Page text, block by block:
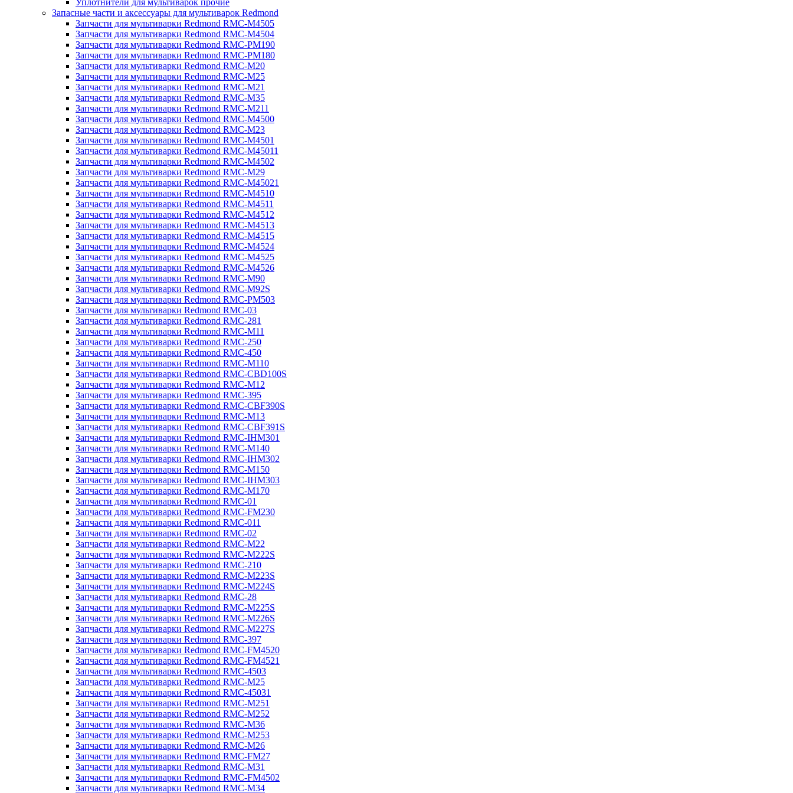
Уплотнители для мультиварок прочие
Запасные части и аксессуары для мультиварок Redmond
Запчасти для мультиварки Redmond RMC-M4505
Запчасти для мультиварки Redmond RMC-M4504
Запчасти для мультиварки Redmond RMC-PM190
Запчасти для мультиварки Redmond RMC-PM180
Запчасти для мультиварки Redmond RMC-M20
Запчасти для мультиварки Redmond RMC-M25
Запчасти для мультиварки Redmond RMC-M21
Запчасти для мультиварки Redmond RMC-M35
Запчасти для мультиварки Redmond RMC-M211
Запчасти для мультиварки Redmond RMC-M4500
Запчасти для мультиварки Redmond RMC-M23
Запчасти для мультиварки Redmond RMC-M4501
Запчасти для мультиварки Redmond RMC-M45011
Запчасти для мультиварки Redmond RMC-M4502
Запчасти для мультиварки Redmond RMC-M29
Запчасти для мультиварки Redmond RMC-M45021
Запчасти для мультиварки Redmond RMC-M4510
Запчасти для мультиварки Redmond RMC-M4511
Запчасти для мультиварки Redmond RMC-M4512
Запчасти для мультиварки Redmond RMC-M4513
Запчасти для мультиварки Redmond RMC-M4515
Запчасти для мультиварки Redmond RMC-M4524
Запчасти для мультиварки Redmond RMC-M4525
Запчасти для мультиварки Redmond RMC-M4526
Запчасти для мультиварки Redmond RMC-M90
Запчасти для мультиварки Redmond RMC-M92S
Запчасти для мультиварки Redmond RMC-PM503
Запчасти для мультиварки Redmond RMC-03
Запчасти для мультиварки Redmond RMC-281
Запчасти для мультиварки Redmond RMC-M11
Запчасти для мультиварки Redmond RMC-250
Запчасти для мультиварки Redmond RMC-450
Запчасти для мультиварки Redmond RMC-M110
Запчасти для мультиварки Redmond RMC-CBD100S
Запчасти для мультиварки Redmond RMC-M12
Запчасти для мультиварки Redmond RMC-395
Запчасти для мультиварки Redmond RMC-CBF390S
Запчасти для мультиварки Redmond RMC-M13
Запчасти для мультиварки Redmond RMC-CBF391S
Запчасти для мультиварки Redmond RMC-IHM301
Запчасти для мультиварки Redmond RMC-M140
Запчасти для мультиварки Redmond RMC-IHM302
Запчасти для мультиварки Redmond RMC-M150
Запчасти для мультиварки Redmond RMC-IHM303
Запчасти для мультиварки Redmond RMC-M170
Запчасти для мультиварки Redmond RMC-01
Запчасти для мультиварки Redmond RMC-FM230
Запчасти для мультиварки Redmond RMC-011
Запчасти для мультиварки Redmond RMC-02
Запчасти для мультиварки Redmond RMC-M22
Запчасти для мультиварки Redmond RMC-M222S
Запчасти для мультиварки Redmond RMC-210
Запчасти для мультиварки Redmond RMC-M223S
Запчасти для мультиварки Redmond RMC-M224S
Запчасти для мультиварки Redmond RMC-28
Запчасти для мультиварки Redmond RMC-M225S
Запчасти для мультиварки Redmond RMC-M226S
Запчасти для мультиварки Redmond RMC-M227S
Запчасти для мультиварки Redmond RMC-397
Запчасти для мультиварки Redmond RMC-FM4520
Запчасти для мультиварки Redmond RMC-FM4521
Запчасти для мультиварки Redmond RMC-4503
Запчасти для мультиварки Redmond RMC-M25
Запчасти для мультиварки Redmond RMC-45031
Запчасти для мультиварки Redmond RMC-M251
Запчасти для мультиварки Redmond RMC-M252
Запчасти для мультиварки Redmond RMC-M36
Запчасти для мультиварки Redmond RMC-M253
Запчасти для мультиварки Redmond RMC-M26
Запчасти для мультиварки Redmond RMC-FM27
Запчасти для мультиварки Redmond RMC-M31
Запчасти для мультиварки Redmond RMC-FM4502
Запчасти для мультиварки Redmond RMC-M34